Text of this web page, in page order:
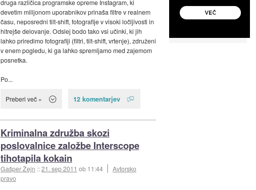
druga različica programske opreme Instagram, ki
devetim milijonom uporabnikov prinaša filtre v realnem
času, neposredni tilt-shift, fotografije v visoki ločljivosti in
hitrejše delovanje. Odslej bodo tako vsi učinki, ki jih
lahko priredimo fotografiji (filtri, tilt-shift, vrtenje), združeni
v enem pogledu, ki ga lahko spremljamo med zajemom
posnetka.
Po...
Preberi več » 12 komentarjev
Kriminalna združba skozi
poslovalnice založbe Interscope
tihotapila kokain
Gašper Žejn ::21. sep 2011 ob 11:44
Avtorsko
pravo